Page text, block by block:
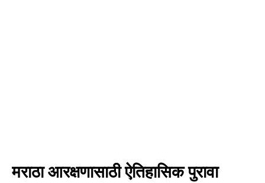
मराठा आरक्षणासाठी ऐतिहासिक पुरावा